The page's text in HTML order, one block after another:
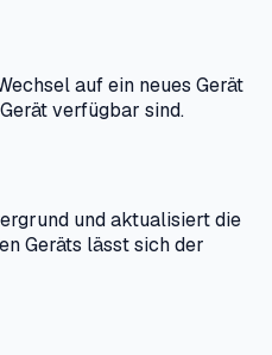
auf ein neues Gerät
verfügbar sind.
und aktualisiert die
Geräts lässt sich der